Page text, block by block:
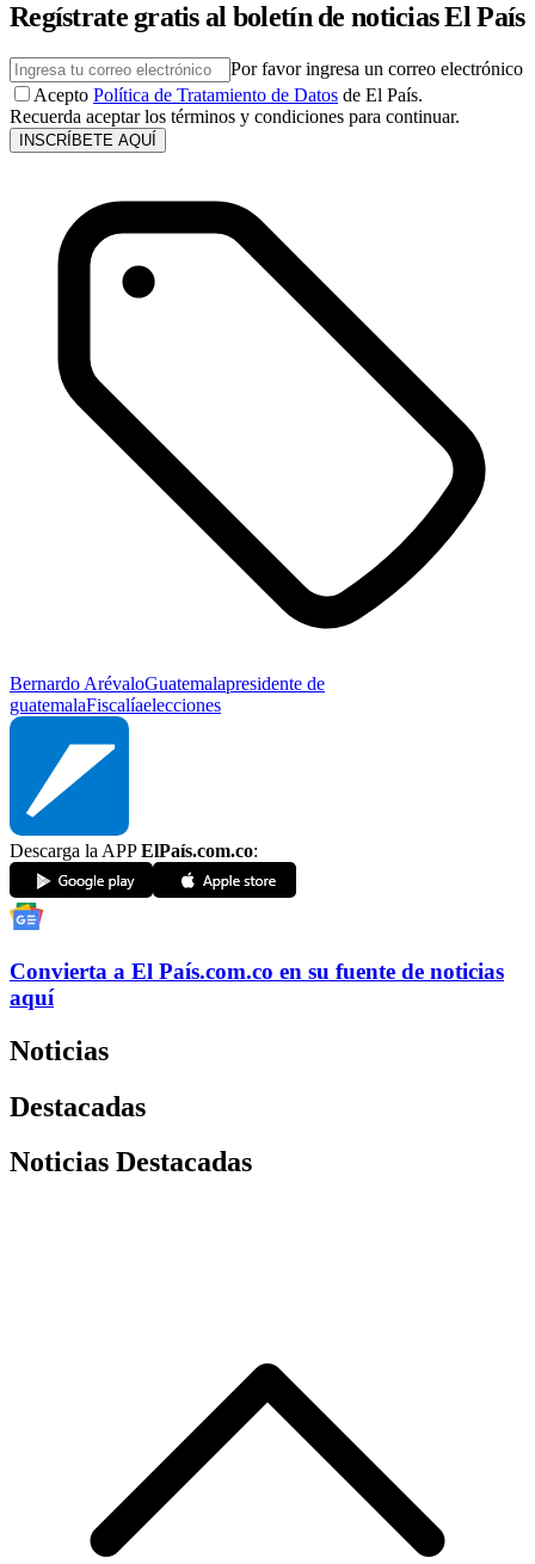
Regístrate gratis al boletín de noticias El País
Por favor ingresa un correo electrónico
Acepto Política de Tratamiento de Datos de El País.
Recuerda aceptar los términos y condiciones para continuar.
INSCRÍBETE AQUÍ
Bernardo ArévaloGuatemalapresidente de
guatemalaFiscalíaelecciones
Descarga la APPElPaís.com.co:
Convierta a El País.com.co en su fuente de noticias
aquí
Noticias
Destacadas
Noticias Destacadas